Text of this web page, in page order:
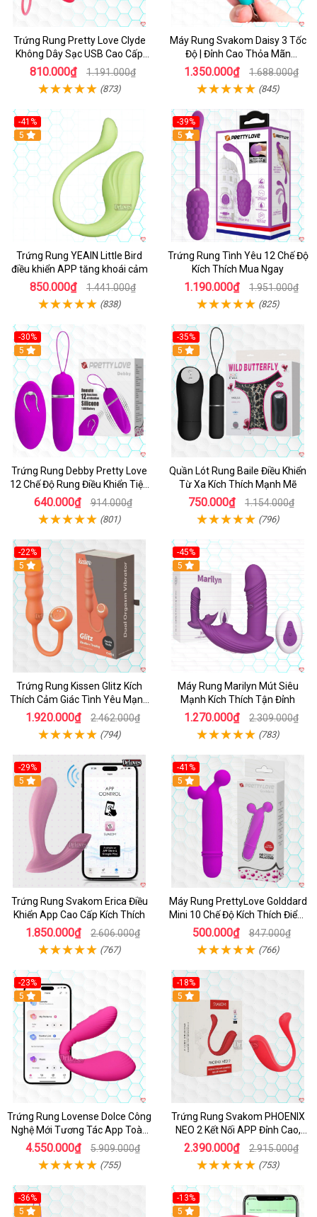
Trứng Rung Pretty Love Clyde
Không Dây Sạc USB Cao Cấp
Siêu Mạnh
810.000₫ 1.191.000₫
(873)
Máy Rung Svakom Daisy 3 Tốc
Độ | Đỉnh Cao Thỏa Mãn
SHP1092
1.350.000₫ 1.688.000₫
(845)
-41%
Hot
5
Trứng Rung YEAIN Little Bird
điều khiển APP tăng khoái cảm
850.000₫ 1.441.000₫
(838)
-39%
Hot
5
Trứng Rung Tình Yêu 12 Chế Độ
Kích Thích Mua Ngay
1.190.000₫ 1.951.000₫
(825)
-30%
Hot
5
Trứng Rung Debby Pretty Love
12 Chế Độ Rung Điều Khiển Tiện
Lợi
640.000₫ 914.000₫
(801)
-35%
Hot
5
Quần Lót Rung Baile Điều Khiển
Từ Xa Kích Thích Mạnh Mẽ
750.000₫ 1.154.000₫
(796)
-22%
Hot
5
Trứng Rung Kissen Glitz Kích
Thích Cảm Giác Tình Yêu Mạnh
Mẽ
1.920.000₫ 2.462.000₫
(794)
-45%
Hot
5
Máy Rung Marilyn Mút Siêu
Mạnh Kích Thích Tận Đỉnh
1.270.000₫ 2.309.000₫
(783)
-29%
Hot
5
Trứng Rung Svakom Erica Điều
Khiển App Cao Cấp Kích Thích
1.850.000₫ 2.606.000₫
(767)
-41%
Hot
5
Máy Rung PrettyLove Golddard
Mini 10 Chế Độ Kích Thích Điểm
G
500.000₫ 847.000₫
(766)
-23%
Hot
5
Trứng Rung Lovense Dolce Công
Nghệ Mới Tương Tác App Toàn
Cầu
4.550.000₫ 5.909.000₫
(755)
-18%
Hot
5
Trứng Rung Svakom PHOENIX
NEO 2 Kết Nối APP Đỉnh Cao,
Siêu Bền
2.390.000₫ 2.915.000₫
(753)
-36%
5
-13%
Hot
5